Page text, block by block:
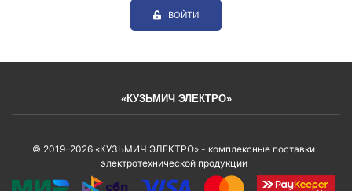
ВОЙТИ
«КУЗЬМИЧ ЭЛЕКТРО»
© 2019–2026 «КУЗЬМИЧ ЭЛЕКТРО» - комплексные поставки
электротехнической продукции